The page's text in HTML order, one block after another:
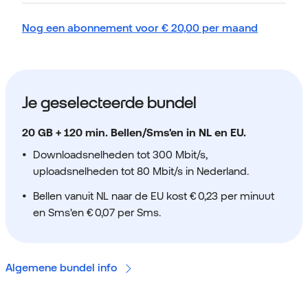
Nog een abonnement voor € 20,00 per maand
Je geselecteerde bundel
20 GB + 120 min. Bellen/Sms'en in NL en EU.
Downloadsnelheden tot 300 Mbit/s,
uploadsnelheden tot 80 Mbit/s in Nederland.
Bellen vanuit NL naar de EU kost € 0,23 per minuut
en Sms'en € 0,07 per Sms.
Algemene bundel info